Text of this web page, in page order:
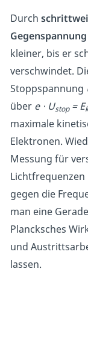
Durch
Gegenspannung
kleiner, bis er
verschwindet.
Stoppspannung
über e ⋅ Ustop= E
maximale
Elektronen.
Messung für
gegen die
man eine
Plancksches
und
lassen.